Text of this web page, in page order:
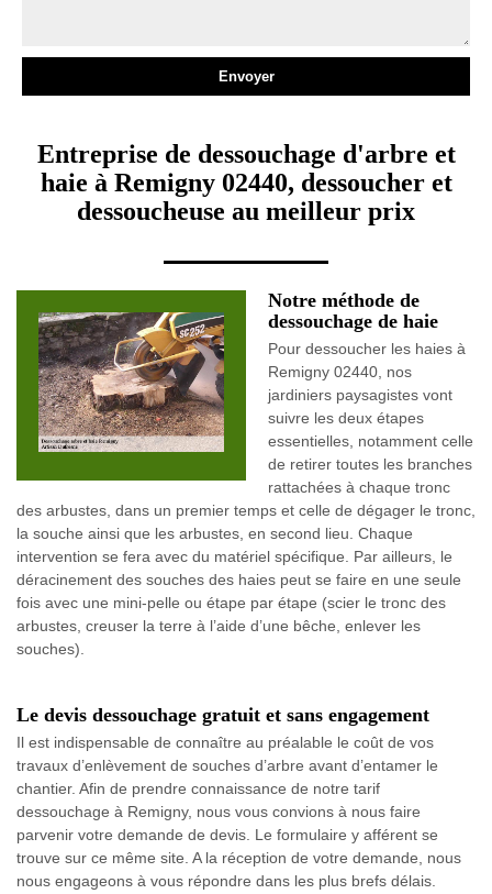
Entreprise de dessouchage d'arbre et
haie à Remigny 02440, dessoucher et
dessoucheuse au meilleur prix
Notre méthode de
dessouchage de haie
Pour dessoucher les haies à
Remigny 02440, nos
jardiniers paysagistes vont
suivre les deux étapes
essentielles, notamment celle
de retirer toutes les branches
rattachées à chaque tronc
des arbustes, dans un premier temps et celle de dégager le tronc,
la souche ainsi que les arbustes, en second lieu. Chaque
intervention se fera avec du matériel spécifique. Par ailleurs, le
déracinement des souches des haies peut se faire en une seule
fois avec une mini-pelle ou étape par étape (scier le tronc des
arbustes, creuser la terre à l’aide d’une bêche, enlever les
souches).
Le devis dessouchage gratuit et sans engagement
Il est indispensable de connaître au préalable le coût de vos
travaux d’enlèvement de souches d’arbre avant d’entamer le
chantier. Afin de prendre connaissance de notre tarif
dessouchage à Remigny, nous vous convions à nous faire
parvenir votre demande de devis. Le formulaire y afférent se
trouve sur ce même site. A la réception de votre demande, nous
nous engageons à vous répondre dans les plus brefs délais.